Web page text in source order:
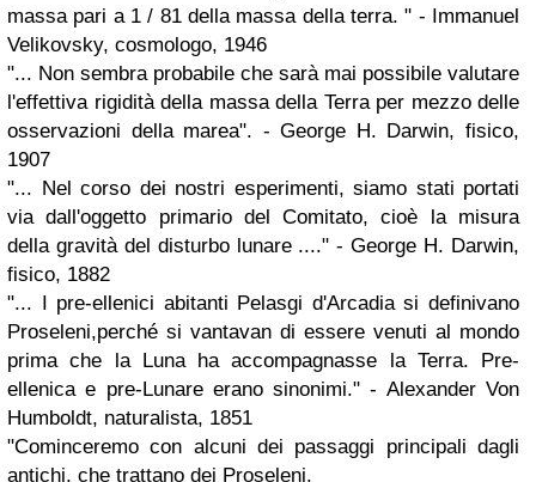
massa pari a 1 / 81 della massa della terra. " - Immanuel
Velikovsky, cosmologo, 1946
"... Non sembra probabile che sarà mai possibile valutare
l'effettiva rigidità della massa della Terra per mezzo delle
osservazioni della marea". - George H. Darwin, fisico,
1907
"... Nel corso dei nostri esperimenti, siamo stati portati
via dall'oggetto primario del Comitato, cioè la misura
della gravità del disturbo lunare ...." - George H. Darwin,
fisico, 1882
"... I pre-ellenici abitanti Pelasgi d'Arcadia si definivano
Proseleni,perché si vantavan di essere venuti al mondo
prima che la Luna ha accompagnasse la Terra. Pre-
ellenica e pre-Lunare erano sinonimi." - Alexander Von
Humboldt, naturalista, 1851
"Cominceremo con alcuni dei passaggi principali dagli
antichi, che trattano dei Proseleni.